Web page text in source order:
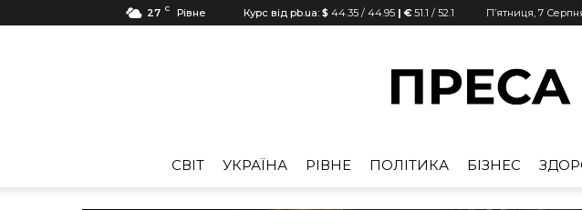
27 C Рівне Курс від pb.ua: $ 44.35 / 44.95 | € 51.1 / 52.1 П’ятниця, 7
CВІТ УКРАЇНА РІВНЕ ПОЛІТИКА БІЗНЕС